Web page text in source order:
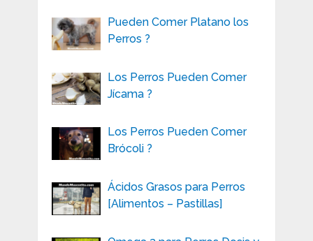
Pueden Comer Platano los
Perros ?
Los Perros Pueden Comer
Jícama ?
Los Perros Pueden Comer
Brócoli ?
Ácidos Grasos para Perros
[Alimentos – Pastillas]